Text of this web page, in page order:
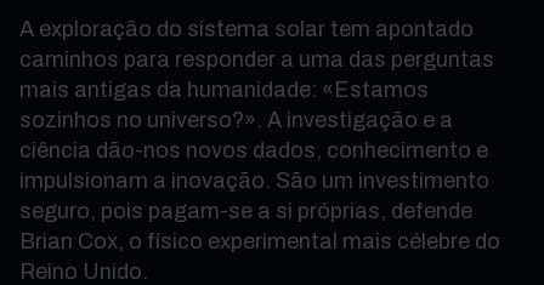
A exploração do sistema solar tem apontado
caminhos para responder a uma das perguntas
mais antigas da humanidade: «Estamos
sozinhos no universo?». A investigação e a
ciência dão-nos novos dados, conhecimento e
impulsionam a inovação. São um investimento
seguro, pois pagam-se a si próprias, defende
Brian Cox, o físico experimental mais célebre do
Reino Unido.